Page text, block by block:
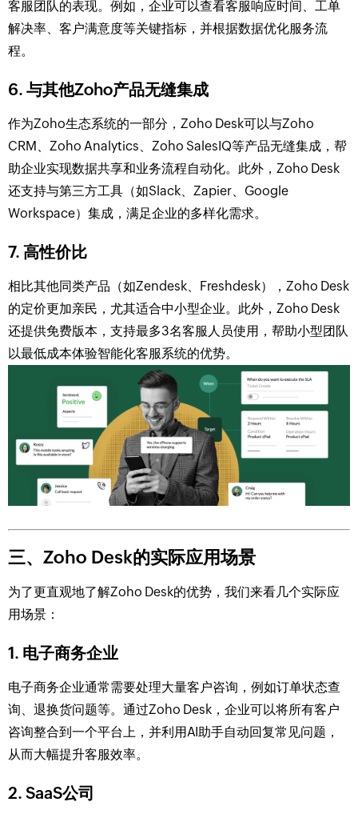
客服团队的表现。例如，企业可以查看客服响应时间、工单
解决率、客户满意度等关键指标，并根据数据优化服务流
程。
6. 与其他Zoho产品无缝集成
作为Zoho生态系统的一部分，Zoho Desk可以与Zoho
CRM、Zoho Analytics、Zoho SalesIQ等产品无缝集成，帮
助企业实现数据共享和业务流程自动化。此外，Zoho Desk
还支持与第三方工具（如Slack、Zapier、Google
Workspace）集成，满足企业的多样化需求。
7. 高性价比
相比其他同类产品（如Zendesk、Freshdesk），Zoho Desk
的定价更加亲民，尤其适合中小型企业。此外，Zoho Desk
还提供免费版本，支持最多3名客服人员使用，帮助小型团队
以最低成本体验智能化客服系统的优势。
三、Zoho Desk的实际应用场景
为了更直观地了解Zoho Desk的优势，我们来看几个实际应
用场景：
1. 电子商务企业
电子商务企业通常需要处理大量客户咨询，例如订单状态查
询、退换货问题等。通过Zoho Desk，企业可以将所有客户
咨询整合到一个平台上，并利用AI助手自动回复常见问题，
从而大幅提升客服效率。
2. SaaS公司